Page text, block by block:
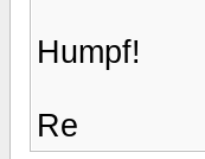
Humpf!
Re